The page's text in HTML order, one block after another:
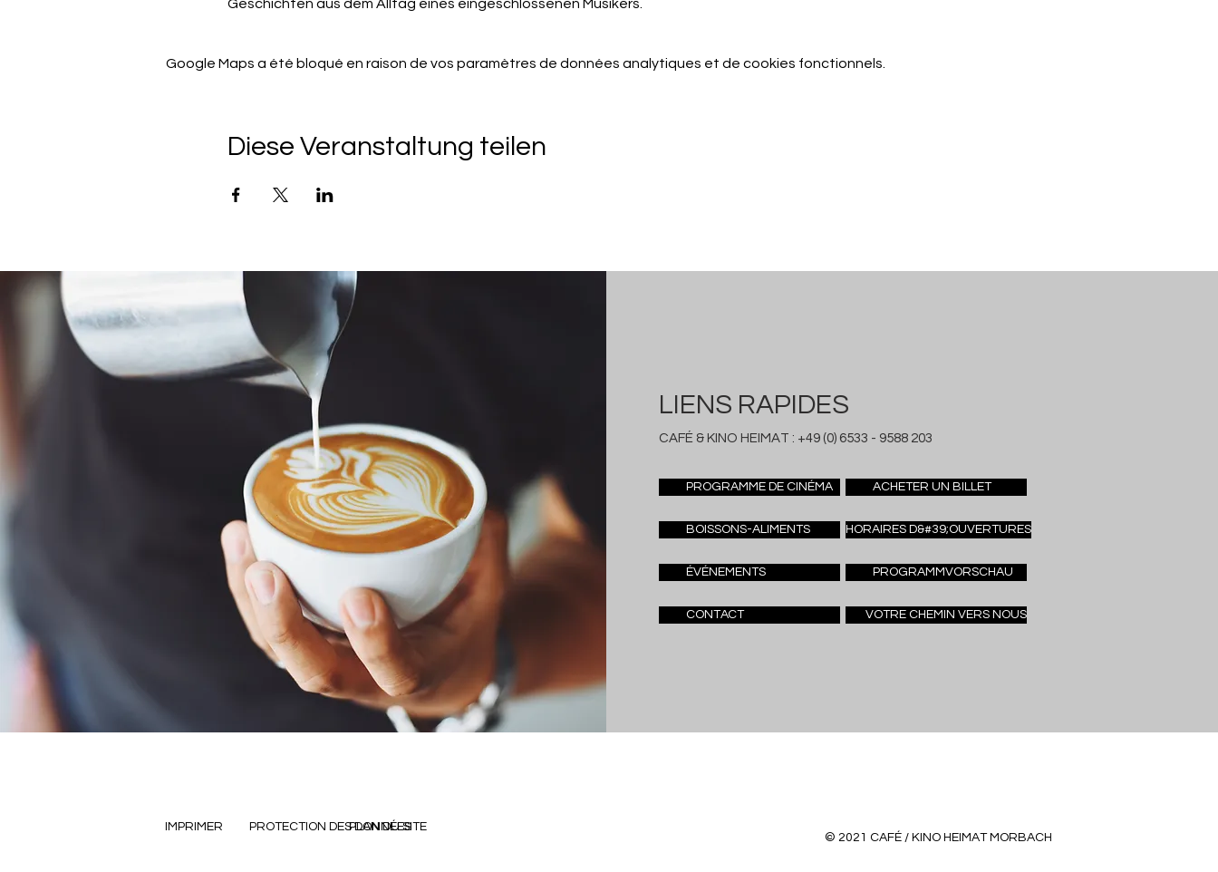
Geschichten aus dem Alltag eines eingeschlossenen Musikers.
Google Maps a été bloqué en raison de vos paramètres de données analytiques et de cookies fonctionnels.
Diese Veranstaltung teilen
LIENS RAPIDES
CAFÉ & KINO HEIMAT : +49 (0) 6533 - 9588 203
PROGRAMME DE CINÉMA ACHETER UN BILLET
BOISSONS-ALIMENTS HORAIRES D&#39;OUVERTURES
ÉVÉNEMENTS PROGRAMMVORSCHAU
CONTACT VOTRE CHEMIN VERS NOUS
IMPRIMER PROTECTION DES DONNÉES
PLAN DU SITE
© 2021 CAFÉ / KINO HEIMAT MORBACH